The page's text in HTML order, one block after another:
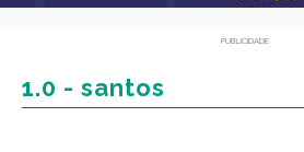
PUBLICIDADE
1.0 - santos